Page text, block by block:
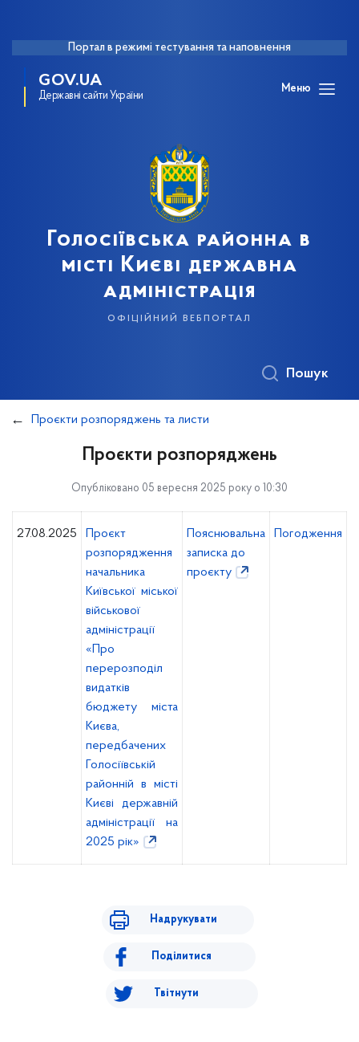
Портал в режимі тестування та наповнення
GOV.UA
Державні сайти України
Меню
Голосіївська районна в
місті Києві державна
адміністрація
офіційний вебпортал
Пошук
Проєкти розпоряджень та листи
Проєкти розпоряджень
Опубліковано 05 вересня 2025 року о 10:30
27.08.2025
Проєкт
розпорядження
начальника
Київської міської
військової
адміністрації
«Про
перерозподіл
видатків
бюджету міста
Києва,
передбачених
Голосіївській
районній в місті
Києві державній
адміністрації на
2025 рік»
Пояснювальна
записка до
проєкту
Погодження
Надрукувати
Поділитися
Твітнути